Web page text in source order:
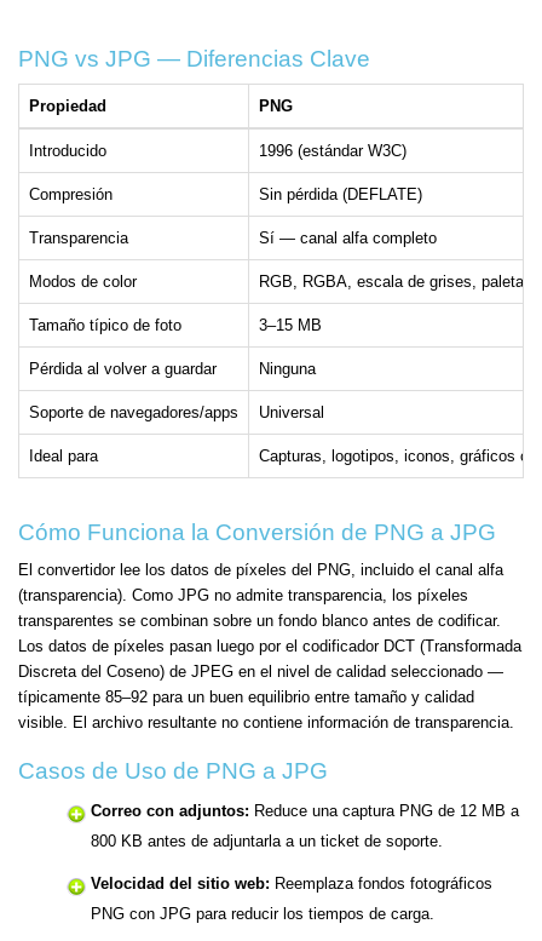
PNG vs JPG — Diferencias Clave
Propiedad PNG
Introducido 1996 (estándar W3C)
Compresión Sin pérdida (DEFLATE)
Transparencia Sí — canal alfa completo
Modos de color RGB, RGBA, escala de grises, paleta
Tamaño típico de foto 3–15 MB
Pérdida al volver a guardar Ninguna
Soporte de navegadores/apps Universal
Ideal para Capturas, logotipos, iconos, gráficos
Cómo Funciona la Conversión de PNG a JPG
El convertidor lee los datos de píxeles del PNG, incluido el canal alfa
(transparencia). Como JPG no admite transparencia, los píxeles
transparentes se combinan sobre un fondo blanco antes de codificar.
Los datos de píxeles pasan luego por el codificador DCT (Transformada
Discreta del Coseno) de JPEG en el nivel de calidad seleccionado —
típicamente 85–92 para un buen equilibrio entre tamaño y calidad
visible. El archivo resultante no contiene información de transparencia.
Casos de Uso de PNG a JPG
Correo con adjuntos: Reduce una captura PNG de 12 MB a
800 KB antes de adjuntarla a un ticket de soporte.
Velocidad del sitio web: Reemplaza fondos fotográficos
PNG con JPG para reducir los tiempos de carga.